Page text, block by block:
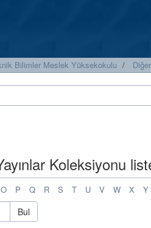
Bilimler Meslek Yüksekokulu
Koleksiyonu
O P Q R S T U V W X Y
Bul